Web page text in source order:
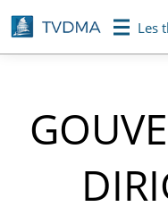
Aller
au
contenu
Les